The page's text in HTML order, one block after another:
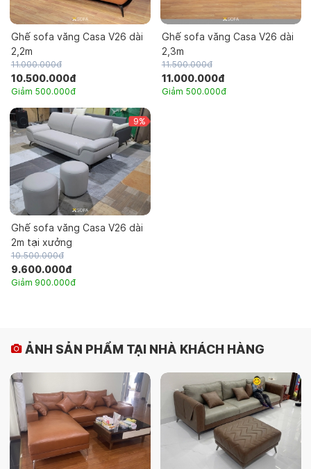
Ghế sofa văng Casa V26 dài
2,2m
11.000.000đ
10.500.000đ
Giảm 500.000đ
Ghế sofa văng Casa V26 dài
2,3m
11.500.000đ
11.000.000đ
Giảm 500.000đ
9%
Ghế sofa văng Casa V26 dài
2m tại xưởng
10.500.000đ
9.600.000đ
Giảm 900.000đ
ẢNH SẢN PHẨM TẠI NHÀ KHÁCH HÀNG